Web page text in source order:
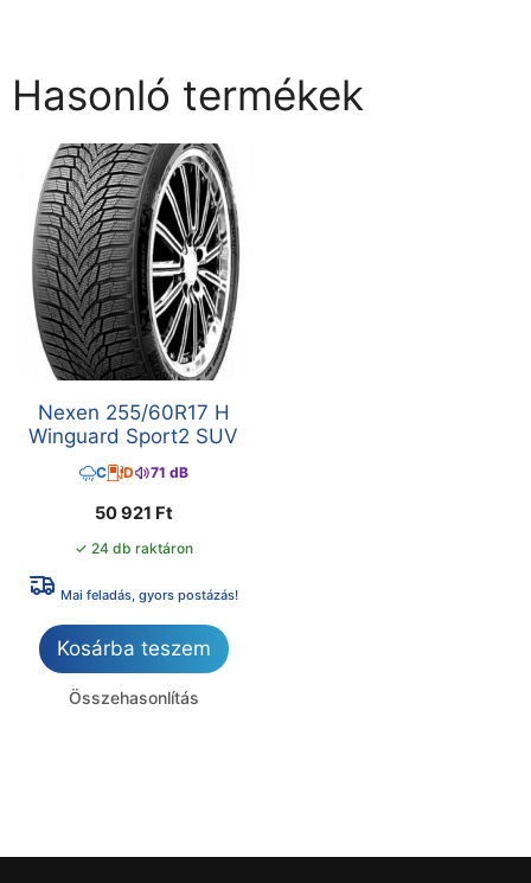
Hasonló termékek
Nexen 255/60R17 H
Winguard Sport2 SUV
C D 71 dB
50 921 Ft
✓ 24 db raktáron
Mai feladás, gyors postázás!
Kosárba teszem
Összehasonlítás